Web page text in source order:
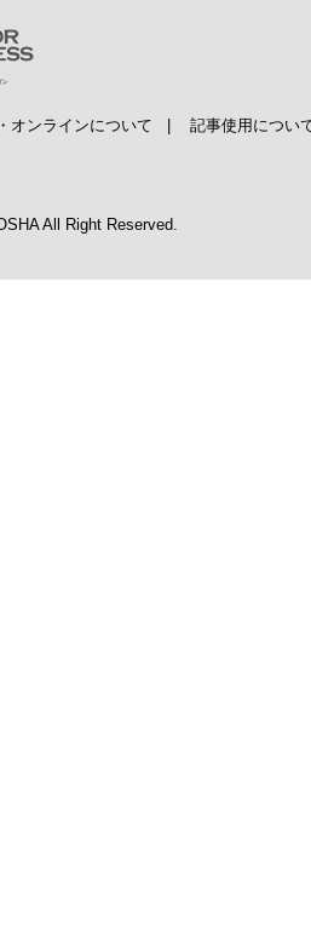
オンラインについて | 記事使用につい
All Right Reserved.